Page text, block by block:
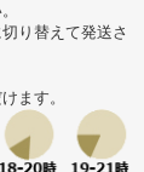
り替えて発送さ
ます。